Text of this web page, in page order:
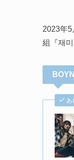
2023年
組『재
あ